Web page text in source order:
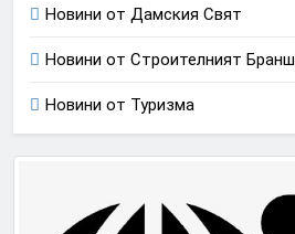
Новини от Дамския Свят
Новини от Строителният Бранш
Новини от Туризма